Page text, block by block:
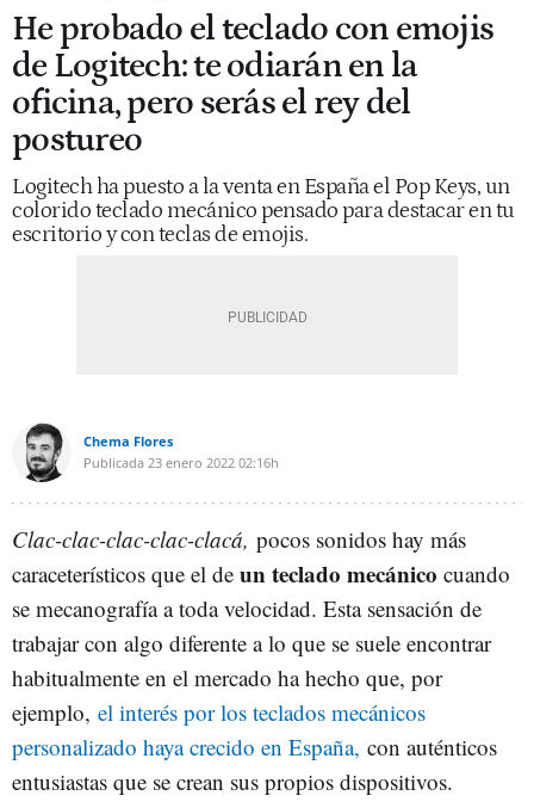
He probado el teclado con emojis
de Logitech: te odiarán en la
oficina, pero serás el rey del
postureo
Logitech ha puesto a la venta en España el Pop Keys, un
colorido teclado mecánico pensado para destacar en tu
escritorio y con teclas de emojis.
Chema Flores
Publicada 23 enero 2022 02:16h
Clac-clac-clac-clac-clacá, pocos sonidos hay más
caraceterísticos que el de un teclado mecánico cuando
se mecanografía a toda velocidad. Esta sensación de
trabajar con algo diferente a lo que se suele encontrar
habitualmente en el mercado ha hecho que, por
ejemplo, el interés por los teclados mecánicos
personalizado haya crecido en España, con auténticos
entusiastas que se crean sus propios dispositivos.